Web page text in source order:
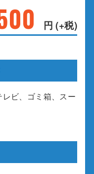
円 (+税)
ビ、ゴミ箱、スー